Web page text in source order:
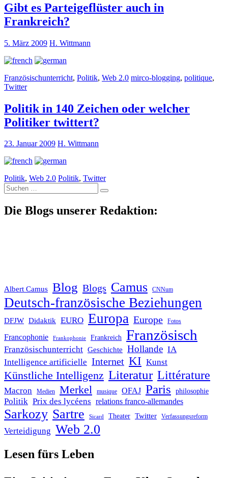
Gibt es Parteigeflüster auch in
Frankreich?
5. März 2009 H. Wittmann
Französischunterricht, Politik, Web 2.0 mirco-blogging, politique,
Twitter
Politik in 140 Zeichen oder welcher
Politiker twittert?
23. Januar 2009 H. Wittmann
Politik, Web 2.0 Politik, Twitter
Suche
nach:
Die Blogs unserer Redaktion:
Albert Camus Blog Blogs Camus CNNum
Deutsch-französische Beziehungen
DFJW Didaktik EURO Europa Europe Fotos
Francophonie Frankophonie Frankreich Französisch
Französischunterricht Geschichte Hollande IA
Intelligence artificielle Internet KI Kunst
Künstliche Intelligenz Literatur Littérature
Macron Medien Merkel musique OFAJ Paris philosophie
Politik Prix des lycéens relations franco-allemandes
Sarkozy Sartre Sicard Theater Twitter Verfassungsreform
Verteidigung Web 2.0
Lesen fürs Leben